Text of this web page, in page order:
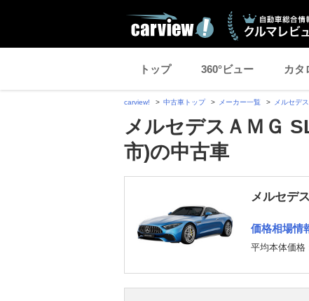
トップ 360°ビュー カタ
carview! 中古車トップ メーカー一覧 メルセデ
メルセデスＡＭＧ
市)の中古車
メルセデ
価格相場情
平均本体価格